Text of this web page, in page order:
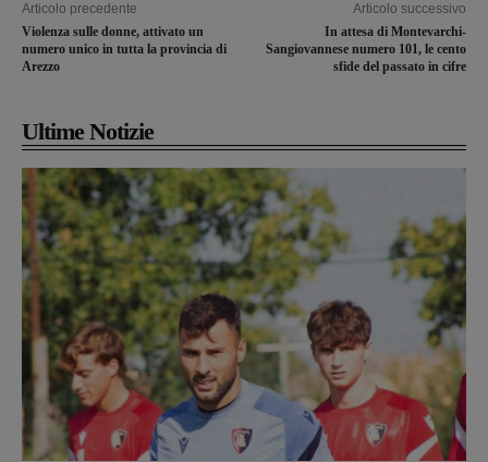
Articolo precedente
Violenza sulle donne, attivato un
numero unico in tutta la provincia di
Arezzo
Articolo successivo
In attesa di Montevarchi-
Sangiovannese numero 101, le cento
sfide del passato in cifre
Ultime Notizie